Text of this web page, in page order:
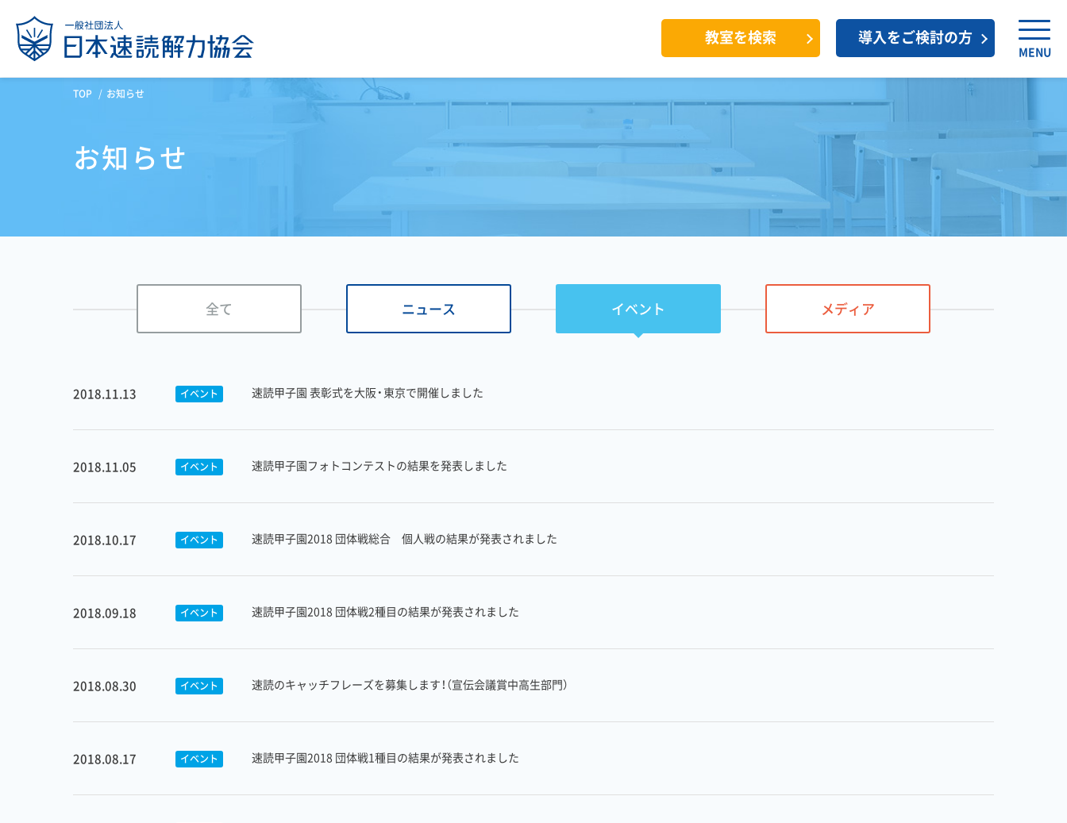
教室を検索 導入をご検討の方
MENU
TOP お知らせ
お知らせ
全て ニュース イベント メディア
2018.11.13 イベント 速読甲子園 表彰式を大阪・東京で開催しました
2018.11.05 イベント 速読甲子園フォトコンテストの結果を発表しました
2018.10.17 イベント 速読甲子園2018 団体戦総合 個人戦の結果が発表されました
2018.09.18 イベント 速読甲子園2018 団体戦2種目の結果が発表されました
2018.08.30 イベント 速読のキャッチフレーズを募集します！（宣伝会議賞中高生部門）
2018.08.17 イベント 速読甲子園2018 団体戦1種目の結果が発表されました